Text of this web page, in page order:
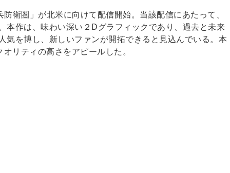
衛圏」が北米に向けて配信開始。当該配信にあたって、
本作は、味わい深い２Dグラフィックであり、過去と未来
気を博し、新しいファンが開拓できると見込んでいる。本
リティの高さをアピールした。